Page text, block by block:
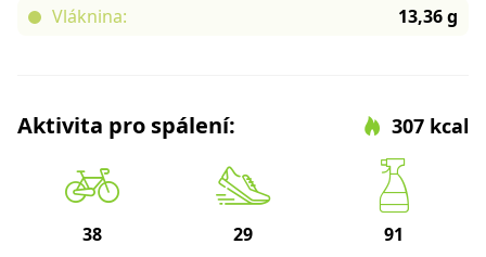
Vláknina:
13,36 g
Aktivita pro spálení: 307 kcal
38 29 91